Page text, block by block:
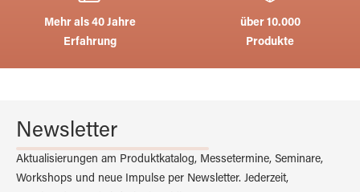
Mehr als 40 Jahre
Erfahrung
über 10.000
Produkte
Newsletter
Aktualisierungen am Produktkatalog, Messetermine, Seminare,
Workshops und neue Impulse per Newsletter. Jederzeit,